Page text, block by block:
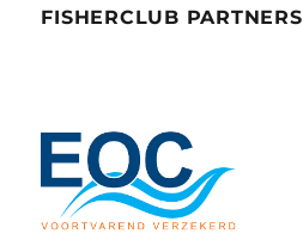
FISHERCLUB PARTNERS